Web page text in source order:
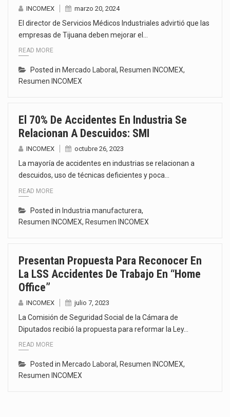
INCOMEX marzo 20, 2024
El director de Servicios Médicos Industriales advirtió que las
empresas de Tijuana deben mejorar el…
READ MORE
Posted in Mercado Laboral , Resumen INCOMEX,
Resumen INCOMEX
El 70% De Accidentes En Industria Se
Relacionan A Descuidos: SMI
INCOMEX octubre 26, 2023
La mayoría de accidentes en industrias se relacionan a
descuidos, uso de técnicas deficientes y poca…
READ MORE
Posted in Industria manufacturera,
Resumen INCOMEX, Resumen INCOMEX
Presentan Propuesta Para Reconocer En
La LSS Accidentes De Trabajo En “home
Office”
INCOMEX julio 7, 2023
La Comisión de Seguridad Social de la Cámara de
Diputados recibió la propuesta para reformar la Ley…
READ MORE
Posted in Mercado Laboral, Resumen INCOMEX,
Resumen INCOMEX